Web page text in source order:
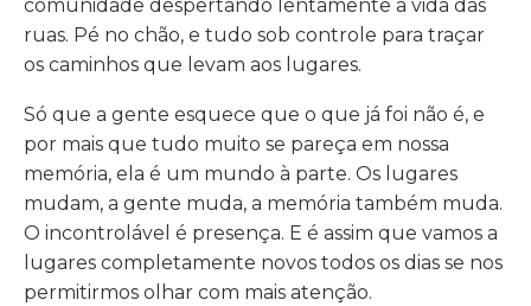
comunidade despertando lentamente a vida das
ruas. Pé no chão, e tudo sob controle para traçar
os caminhos que levam aos lugares.
Só que a gente esquece que o que já foi não é, e
por mais que tudo muito se pareça em nossa
memória, ela é um mundo à parte. Os lugares
mudam, a gente muda, a memória também muda.
O incontrolável é presença. E é assim que vamos a
lugares completamente novos todos os dias se nos
permitirmos olhar com mais atenção.